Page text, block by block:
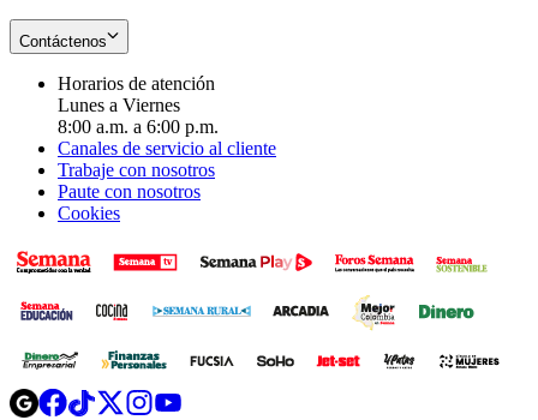
Contáctenos
Horarios de atención
Lunes a Viernes
8:00 a.m. a 6:00 p.m.
Canales de servicio al cliente
Trabaje con nosotros
Paute con nosotros
Cookies
OpensOpensOpensOpens